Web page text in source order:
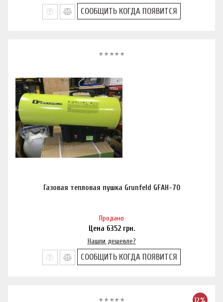
СООБЩИТЬ КОГДА ПОЯВИТСЯ
Газовая тепловая пушка Grunfeld GFAH-70
Продано
Цена 6352грн.
Нашли дешевле?
СООБЩИТЬ КОГДА ПОЯВИТСЯ
12%